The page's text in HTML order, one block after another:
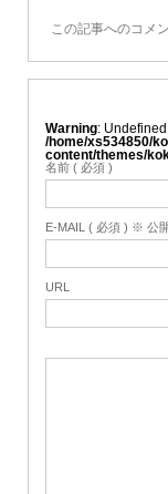
この記事へのコメ
Warning :
/home/xs534850/
content/themes/
名前 ( 必須 )
E-MAIL ( 必須 ) ※ 公
URL